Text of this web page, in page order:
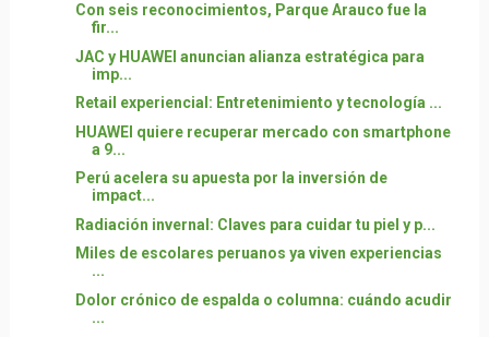
Con seis reconocimientos, Parque Arauco fue la
fir...
JAC y HUAWEI anuncian alianza estratégica para
imp...
Retail experiencial: Entretenimiento y tecnología ...
HUAWEI quiere recuperar mercado con smartphone
a 9...
Perú acelera su apuesta por la inversión de
impact...
Radiación invernal: Claves para cuidar tu piel y p...
Miles de escolares peruanos ya viven experiencias
...
Dolor crónico de espalda o columna: cuándo acudir
...